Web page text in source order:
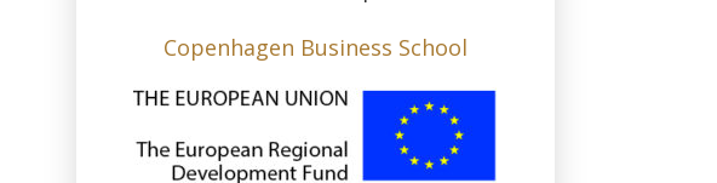
Copenhagen Business School